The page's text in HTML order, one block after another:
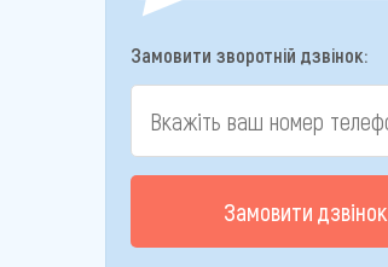
Замовити зворотній дзвінок:
Замовити дзвінок